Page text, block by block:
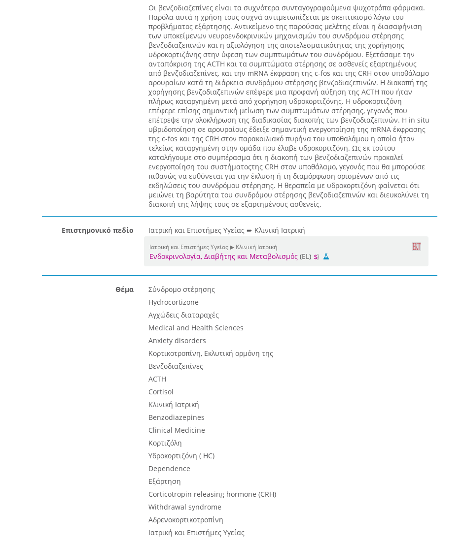
Οι βενζοδιαζεπίνες είναι τα συχνότερα συνταγογραφούμενα ψυχοτρόπα φάρμακα.
Παρόλα αυτά η χρήση τους συχνά αντιμετωπίζεται με σκεπτικισμό λόγω του
προβλήματος εξάρτησης. Αντικείμενο της παρούσας μελέτης είναι η διασαφήνιση
των υποκείμενων νευροενδοκρινικών μηχανισμών του συνδρόμου στέρησης
βενζοδιαζεπινών και η αξιολόγηση της αποτελεσματικότητας της χορήγησης
υδροκορτιζόνης στην ύφεση των συμπτωμάτων του συνδρόμου. Εξετάσαμε την
ανταπόκριση της ACTH και τα συμπτώματα στέρησης σε ασθενείς εξαρτημένους
από βενζοδιαζεπίνες, και την mRNA έκφραση της c-fos και της CRH στον υποθάλαμο
αρουραίων κατά τη διάρκεια συνδρόμου στέρησης βενζοδιαζεπινών. Η διακοπή της
χορήγησης βενζοδιαζεπινών επέφερε μια προφανή αύξηση της ACTH που ήταν
πλήρως καταργημένη μετά από χορήγηση υδροκορτιζόνης. Η υδροκορτιζόνη
επέφερε επίσης σημαντική μείωση των συμπτωμάτων στέρησης, γεγονός που
επέτρεψε την ολοκλήρωση της διαδικασίας διακοπής των βενζοδιαζεπινών. Η in situ
υβριδοποίηση σε αρουραίους έδειξε σημαντική ενεργοποίηση της mRNA έκφρασης
της c-fos και της CRH στον παρακοιλιακό πυρήνα του υποθαλάμου η οποία ήταν
τελείως καταργημένη στην ομάδα που έλαβε υδροκορτιζόνη. Ως εκ τούτου
καταλήγουμε στο συμπέρασμα ότι η διακοπή των βενζοδιαζεπινών προκαλεί
ενεργοποίηση του συστήματοςτης CRH στον υποθάλαμο, γεγονός που θα μπορούσε
πιθανώς να ευθύνεται για την έκλυση ή τη διαμόρφωση ορισμένων από τις
εκδηλώσεις του συνδρόμου στέρησης. Η θεραπεία με υδροκορτιζόνη φαίνεται ότι
μειώνει τη βαρύτητα του συνδρόμου στέρησης βενζοδιαζεπινών και διευκολύνει τη
διακοπή της λήψης τους σε εξαρτημένους ασθενείς.
Επιστημονικό πεδίο Ιατρική και Επιστήμες Υγείας ➨ Κλινική Ιατρική
Ιατρική και Επιστήμες Υγείας ▶ Κλινική Ιατρική
Ενδοκρινολογία, Διαβήτης και Μεταβολισμός(EL)
Θέμα
Σύνδρομο στέρησης
Hydrocortizone
Αγχώδεις διαταραχές
Medical and Health Sciences
Anxiety disorders
Κορτικοτροπίνη, Εκλυτική ορμόνη της
Βενζοδιαζεπίνες
ACTH
Cortisol
Κλινική Ιατρική
Benzodiazepines
Clinical Medicine
Κορτιζόλη
Υδροκορτιζόνη ( HC)
Dependence
Εξάρτηση
Corticotropin releasing hormone (CRH)
Withdrawal syndrome
Αδρενοκορτικοτροπίνη
Ιατρική και Επιστήμες Υγείας